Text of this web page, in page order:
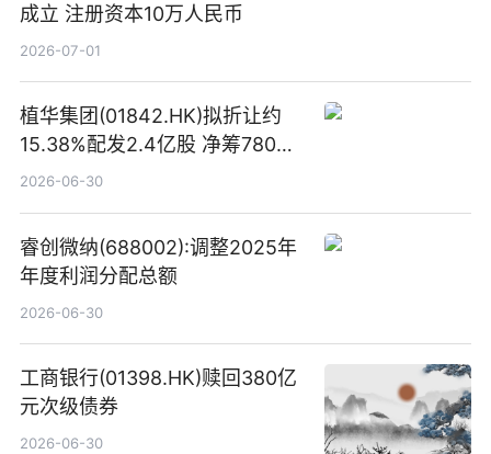
成立 注册资本10万人民币
2026-07-01
植华集团(01842.HK)拟折让约
15.38%配发2.4亿股 净筹780万
港元
2026-06-30
睿创微纳(688002):调整2025年
年度利润分配总额
2026-06-30
工商银行(01398.HK)赎回380亿
元次级债券
2026-06-30